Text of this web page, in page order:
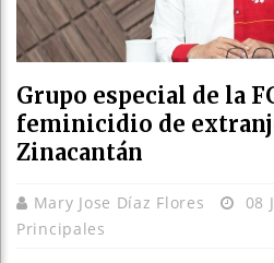
Grupo especial de la
feminicidio de
Zinacantán
Mary Jose Díaz Flores 08
Principales